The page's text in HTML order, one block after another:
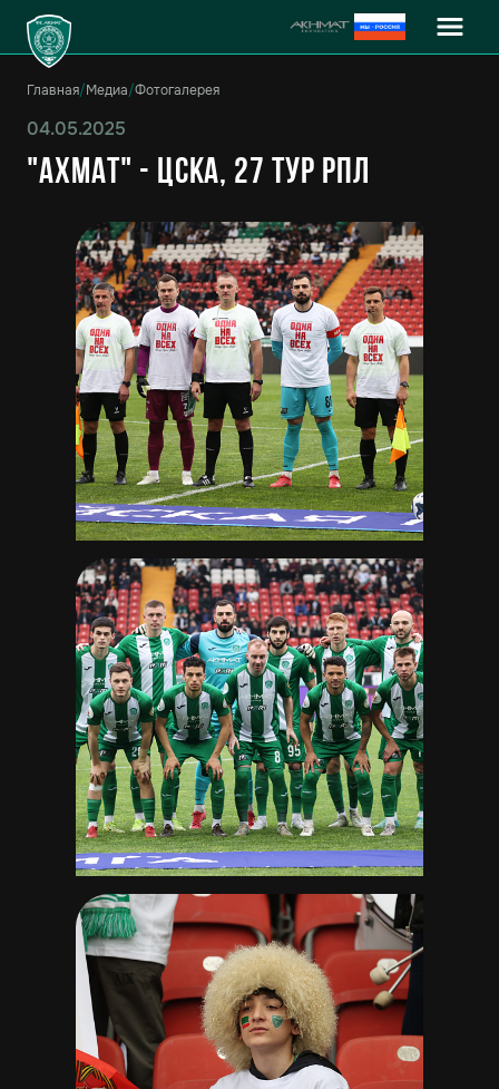
Главная/Медиа/Фотогалерея
04.05.2025
"Ахмат" - ЦСКА, 27 тур РПЛ